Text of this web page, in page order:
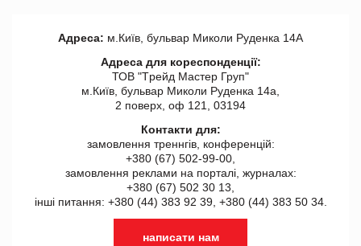
Адреса: м.Київ, бульвар Миколи Руденка 14А
Адреса для кореспонденції:
ТОВ "Tрейд Мастер Груп"
м.Київ, бульвар Миколи Руденка 14а,
2 поверх, оф 121, 03194
Контакти для:
замовлення треннгів, конференцій:
+380 (67) 502-99-00,
замовлення реклами на порталі, журналах:
+380 (67) 502 30 13,
інші питання: +380 (44) 383 92 39, +380 (44) 383 50 34.
написати нам